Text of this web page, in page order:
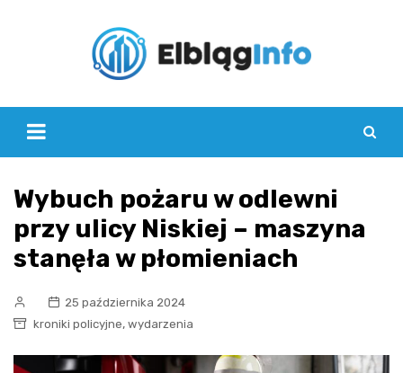
Wybuch pożaru w odlewni
przy ulicy Niskiej – maszyna
stanęła w płomieniach
25 października 2024
kroniki policyjne, wydarzenia